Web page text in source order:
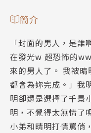
簡介
「封面的男人，是
在發光w 超恐怖的
來的男人了。 我被
都會為妳完成。」我
明卻還是選擇了千景
明，不覺得太無情了
小弟和晴明打情罵